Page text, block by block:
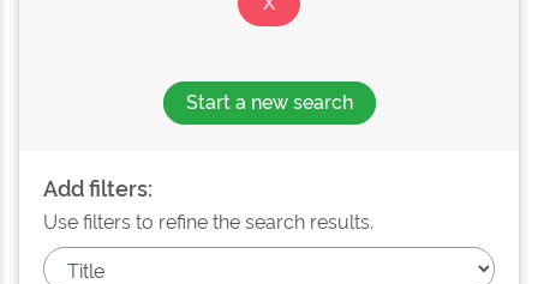
Start a new search
Add filters:
Use filters to refine the search results.